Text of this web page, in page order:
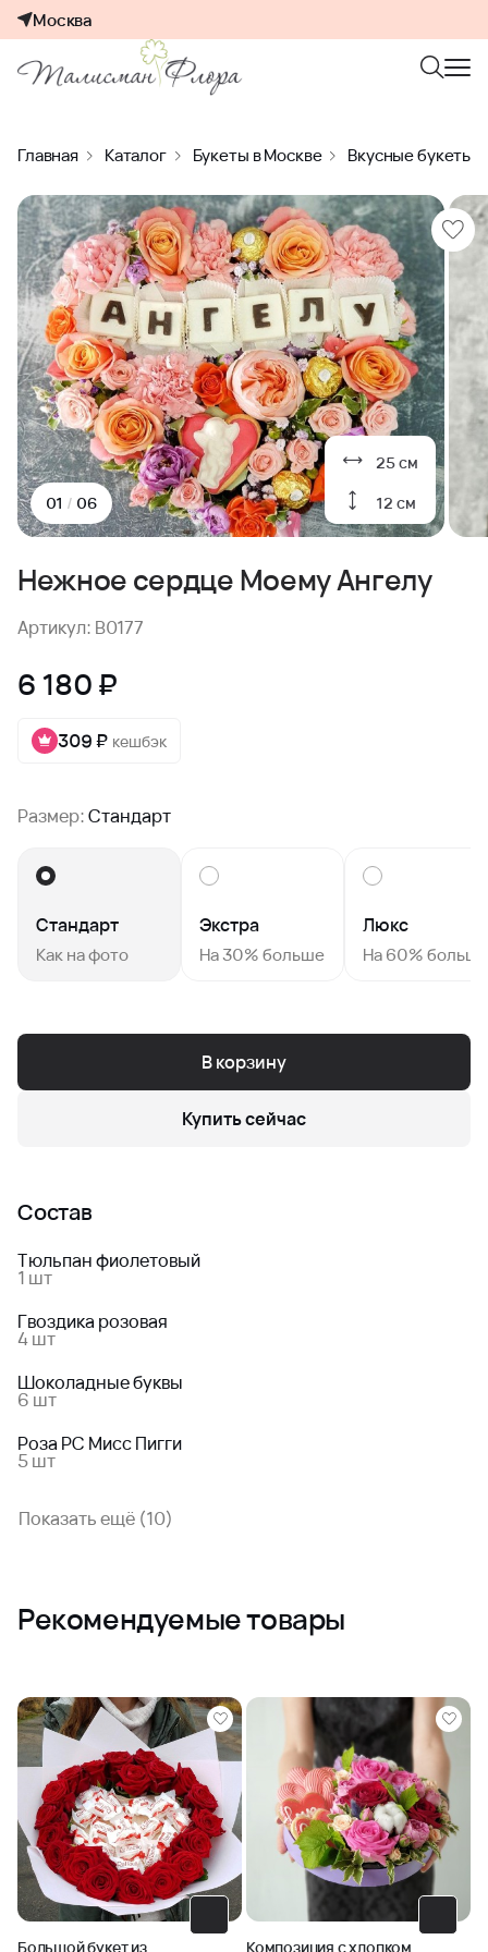
Москва
Главная Каталог Букеты в Москве Вкусные букеты
25 см
12 см
01 / 06
Нежное сердце Моему Ангелу
Артикул: B0177
6 180 ₽
309 ₽ кешбэк
Размер:Стандарт
Стандарт
Как на фото
Экстра
На 30% больше
Люкс
На 60% больше
В корзину
Купить сейчас
Состав
Тюльпан фиолетовый
1 шт
Гвоздика розовая
4 шт
Шоколадные буквы
6 шт
Роза РС Мисс Пигги
5 шт
Показать ещё (10)
Рекомендуемые товары
Большой букет из
Композиция с хлопком